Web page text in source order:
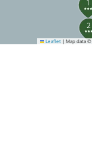
1
2
Leaflet | Map data ©